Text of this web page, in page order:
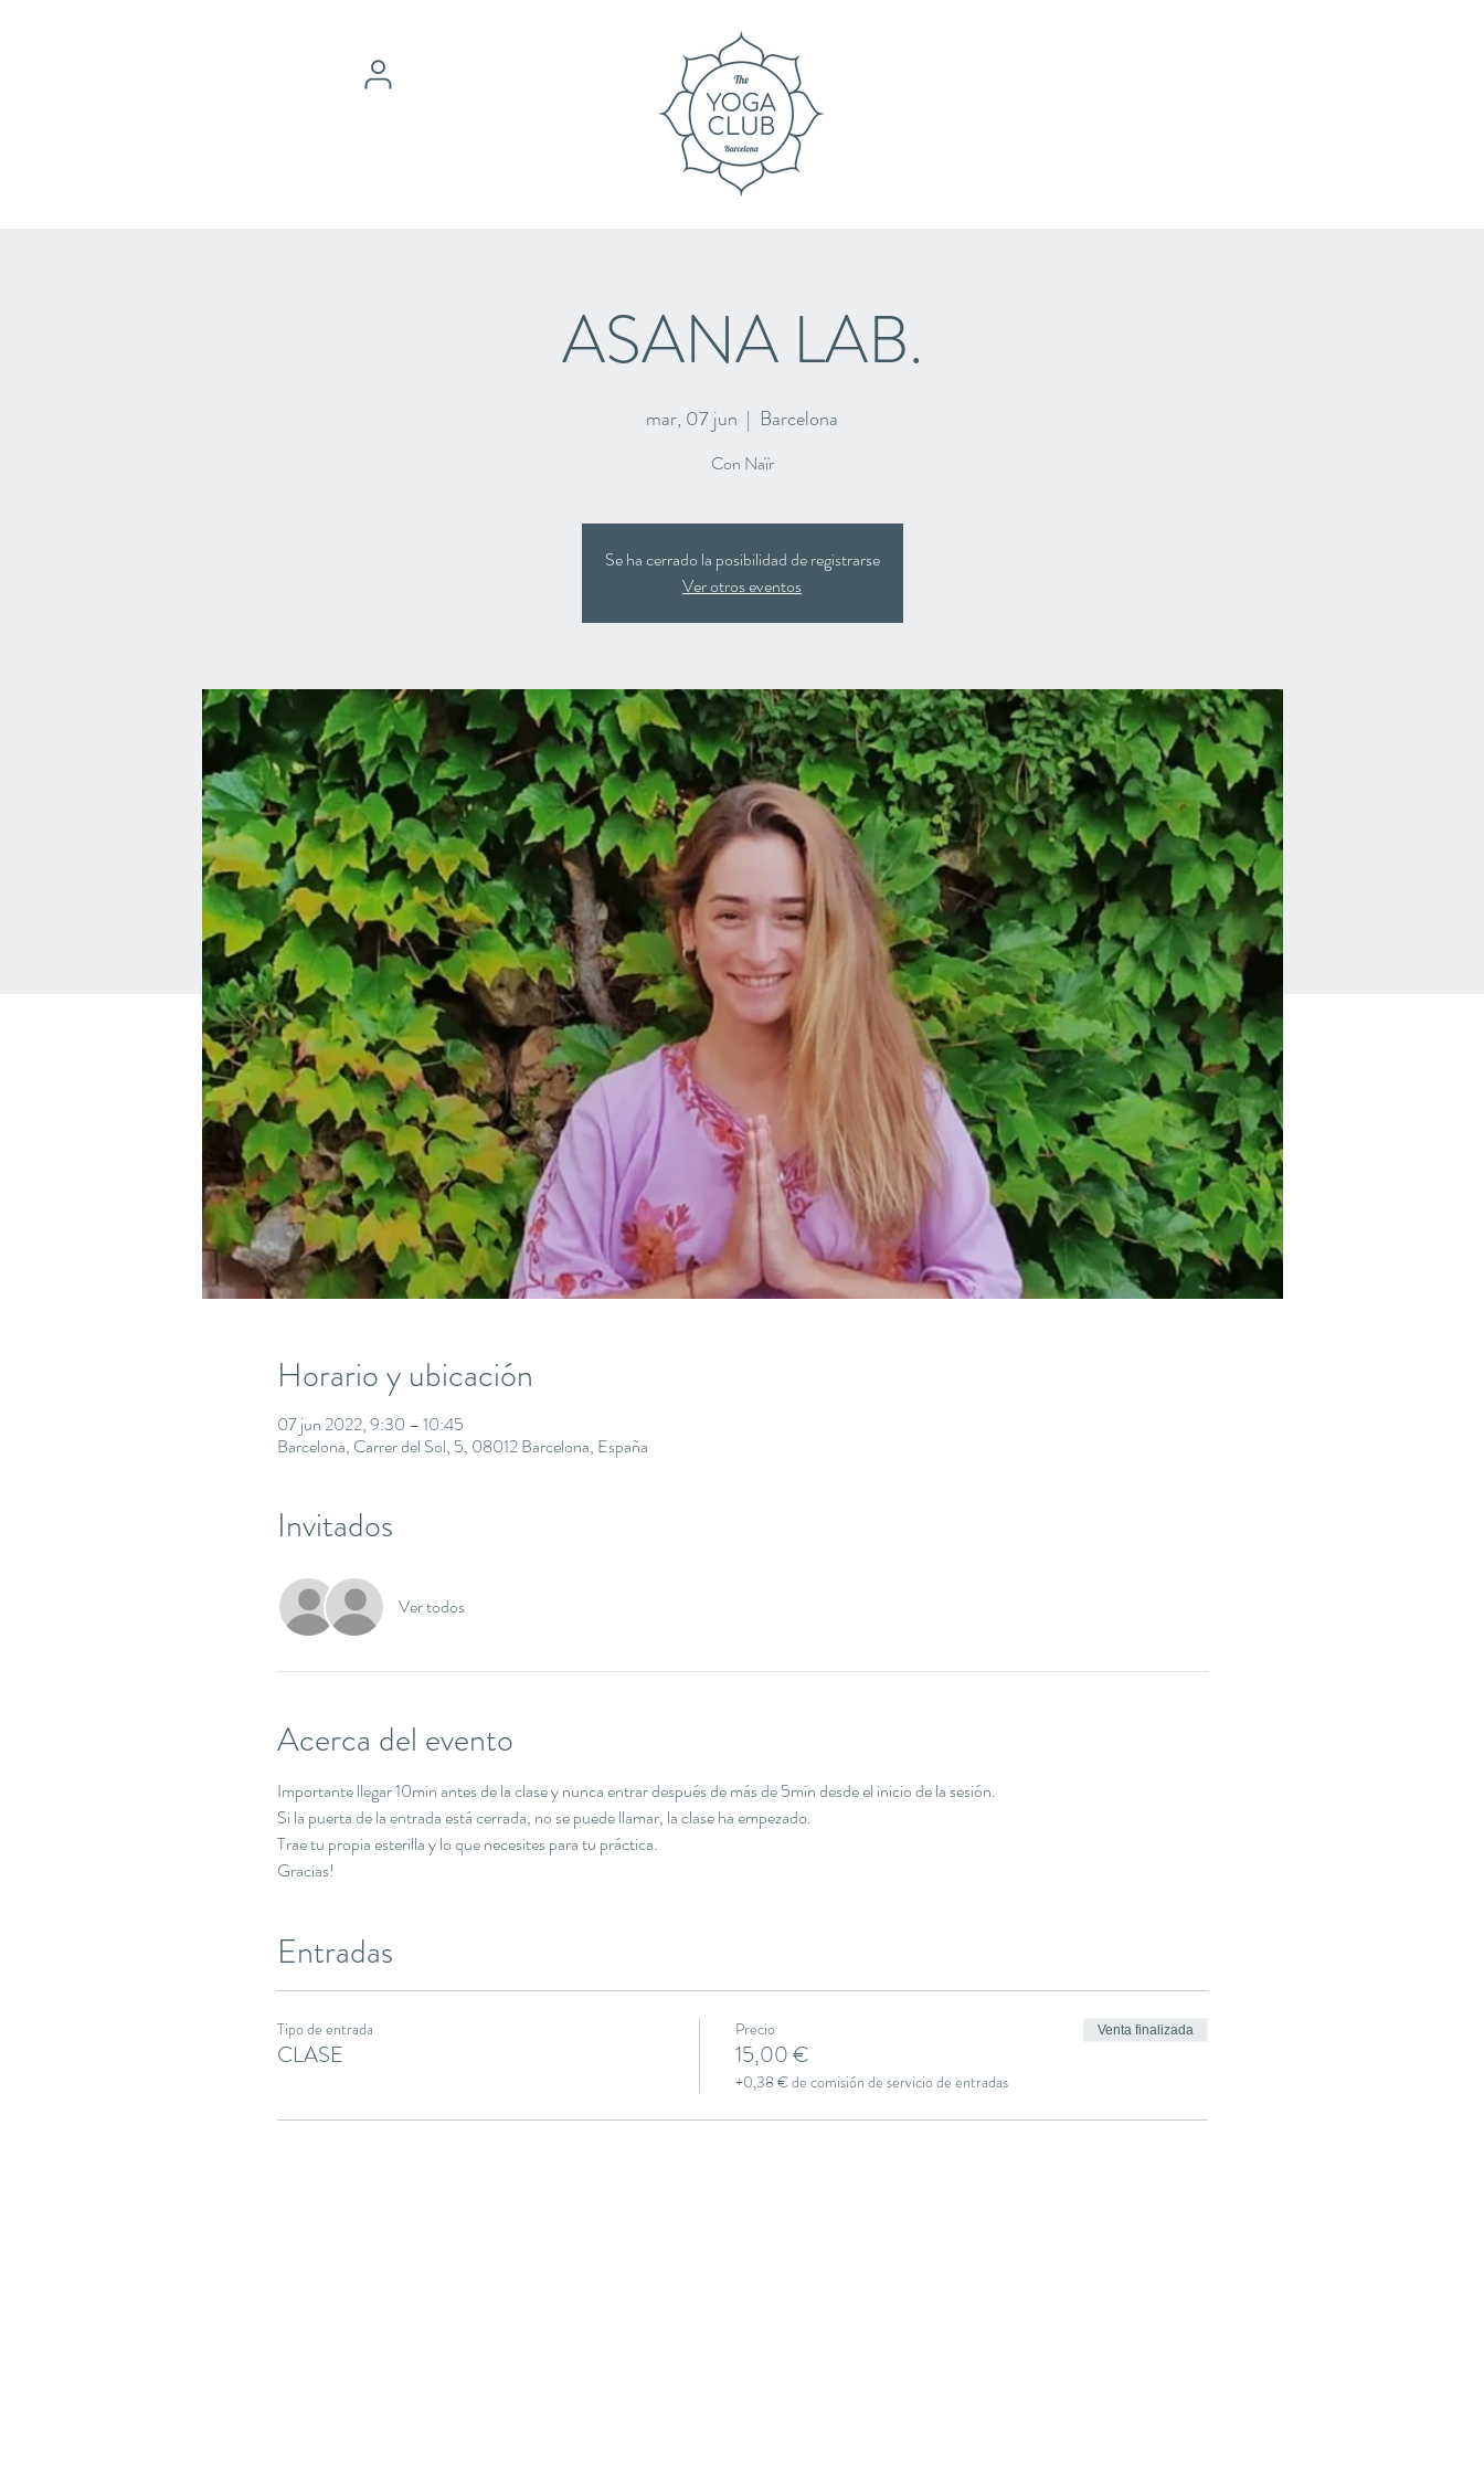
ASANA LAB.
mar, 07 jun
  |
Barcelona
Con Naïr
Se ha cerrado la posibilidad de registrarse
Ver otros eventos
Horario y ubicación
07 jun 2022, 9:30 – 10:45
Barcelona, Carrer del Sol, 5, 08012 Barcelona, España
Invitados
Ver todos
Acerca del evento
Importante llegar 10min antes de la clase y nunca entrar después de más de 5min desde el inicio de la sesión.
Si la puerta de la entrada está cerrada, no se puede llamar, la clase ha empezado.
Trae tu propia esterilla y lo que necesites para tu práctica.
Gracias!
Entradas
Tipo de entrada
CLASE
Precio
15,00 €
+0,38 € de comisión de servicio de entradas
Venta finalizada